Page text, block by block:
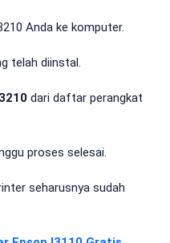
Anda ke komputer.
telah diinstal.
dari daftar perangkat
proses selesai.
seharusnya sudah